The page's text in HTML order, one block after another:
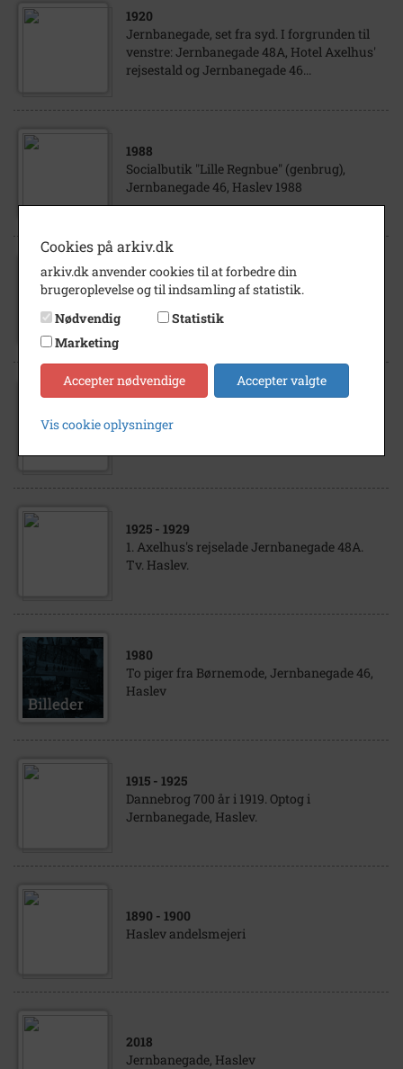
1920
Jernbanegade, set fra syd. I forgrunden til
venstre: Jernbanegade 48A, Hotel Axelhus'
rejsestald og Jernbanegade 46...
1988
Socialbutik "Lille Regnbue" (genbrug),
Jernbanegade 46, Haslev 1988
1974
Jernbanegade i Haslev
1925 - 1929
1. Axelhus's rejselade Jernbanegade 48A.
Tv. Haslev.
1980
To piger fra Børnemode, Jernbanegade 46,
Haslev
1915 - 1925
Dannebrog 700 år i 1919. Optog i
Jernbanegade, Haslev.
1890 - 1900
Haslev andelsmejeri
2018
Jernbanegade, Haslev
Cookies på arkiv.dk
arkiv.dk anvender cookies til at forbedre din
brugeroplevelse og til indsamling af statistik.
Nødvendig
Statistik
Marketing
Accepter nødvendige Accepter valgte
Vis cookie oplysninger